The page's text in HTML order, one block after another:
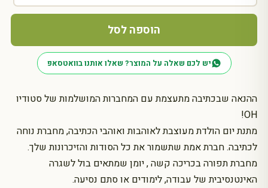
ההנאה שבכתיבה מתעצמת עם המחברות המושלמות של סטודיו
OH!
מתנת יום הולדת מעוצבת לאוהבות ואוהבי הכתיבה, מחברת נוחה
לכתיבה. חברת אמת שתשמור את כל הסודות והזיכרונות שלך.
מחברת תפורה בכריכה קשה , יומן שמתאים בול לשגרה
האינטנסיבית של עבודה, לימודים או סתם נסיעה.
מחברת
כריכה
on
Blue
הוספה לסל
יש לכם שאלה על המוצר? שאלו אותנו בוואטסאפ